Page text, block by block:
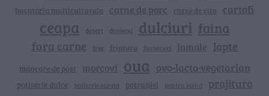
bucataria multiculturala carne de porc carne de vita cartofi
ceapa desert dovlecei dulciuri faina
fara carne free friptura fursecuri lamaie lapte
mancare de post morcovi oua ovo-lacto-vegetarian
patiserie dulce patiserie sarata patrunjel pentru iarna prajitura